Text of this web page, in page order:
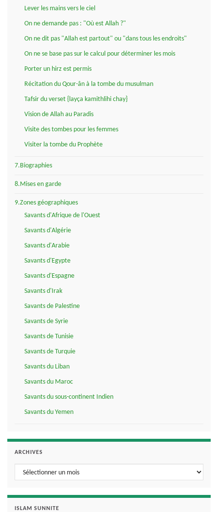
Lever les mains vers le ciel
On ne demande pas : "Où est Allah ?"
On ne dit pas "Allah est partout" ou "dans tous les endroits"
On ne se base pas sur le calcul pour déterminer les mois
Porter un hirz est permis
Récitation du Qour-ân à la tombe du musulman
Tafsir du verset {layça kamithlihi chay}
Vision de Allah au Paradis
Visite des tombes pour les femmes
Visiter la tombe du Prophète
7.Biographies
8.Mises en garde
9.Zones géographiques
Savants d'Afrique de l'Ouest
Savants d'Algérie
Savants d'Arabie
Savants d'Egypte
Savants d'Espagne
Savants d'Irak
Savants de Palestine
Savants de Syrie
Savants de Tunisie
Savants de Turquie
Savants du Liban
Savants du Maroc
Savants du sous-continent Indien
Savants du Yemen
ARCHIVES
Archives
ISLAM SUNNITE